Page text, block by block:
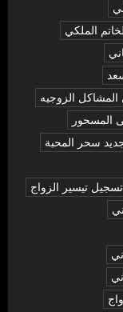
الملكي
المشاكل الزوجيه
المسحور
سحر المحبة
تسجيل تيسير الزواج